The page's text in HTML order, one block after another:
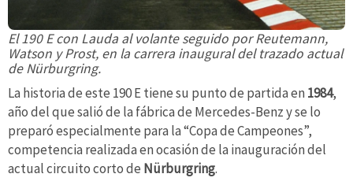
El 190 E con Lauda al volante seguido por Reutemann,
Watson y Prost, en la carrera inaugural del trazado actual
de Nürburgring.
La historia de este 190 E tiene su punto de partida en 1984,
año del que salió de la fábrica de Mercedes-Benz y se lo
preparó especialmente para la “Copa de Campeones”,
competencia realizada en ocasión de la inauguración del
actual circuito corto de Nürburgring.